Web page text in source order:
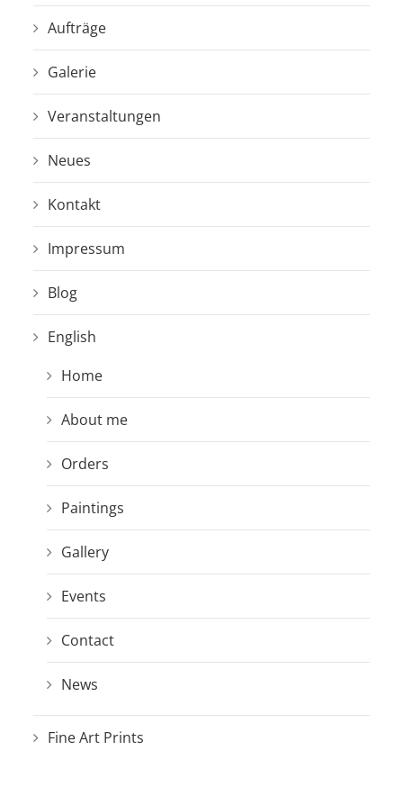
Aufträge
Galerie
Veranstaltungen
Neues
Kontakt
Impressum
Blog
English
Home
About me
Orders
Paintings
Gallery
Events
Contact
News
Fine Art Prints